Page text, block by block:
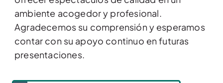
ambiente acogedor y profesional.
Agradecemos su comprensión y esperamos
contar con su apoyo continuo en futuras
presentaciones.